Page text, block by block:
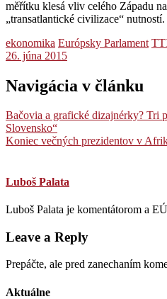
měřítku klesá vliv celého Západu
„transatlantické civilizace“ nutností.
ekonomika Európsky Parlament
26. júna 2015
Navigácia v článku
Bačovia a grafické dizajnérky? Tri
Slovensko“
Koniec večných prezidentov v
Luboš Palata
Luboš Palata je komentátorom a
Leave a Reply
Prepáčte, ale pred zanechaním
Aktuálne